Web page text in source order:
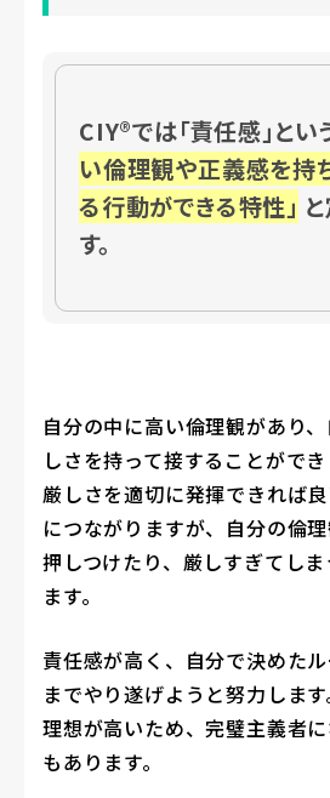
CIY®では「責任感」とい
い倫理観や正義感を持
る行動ができる特性」
す。
自分の中に高い倫理観があり
しさを持って接することができ
厳しさを適切に発揮できれば
につながりますが、自分の倫
押しつけたり、厳しすぎてし
ます。
責任感が高く、自分で決めた
までやり遂げようと努力します
理想が高いため、完璧主義者
もあります。